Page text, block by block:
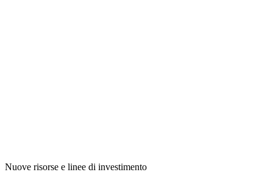
Nuove risorse e linee di investimento